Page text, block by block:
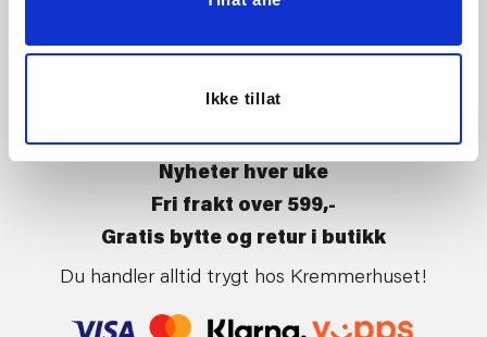
Ikke tillat
Handle på nett
Betaling og levering
Nyheter hver uke
Fri frakt over 599,-
Gratis bytte og retur i butikk
Du handler alltid trygt hos Kremmerhuset!